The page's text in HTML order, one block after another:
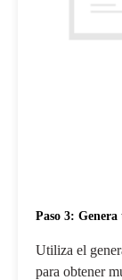
Paso 3: Genera
Utiliza el
para obtener